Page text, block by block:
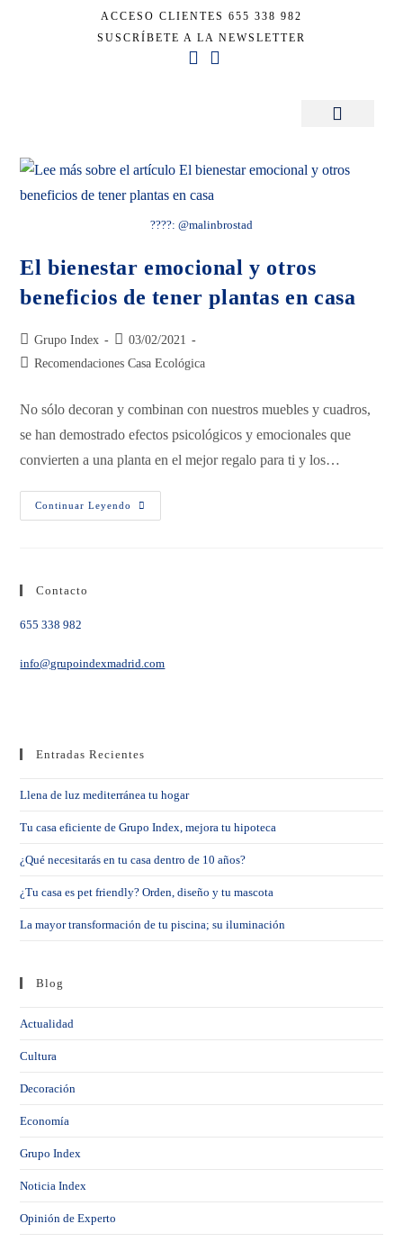
ACCESO CLIENTES 655 338 982
SUSCRÍBETE A LA NEWSLETTER
????: @malinbrostad
El bienestar emocional y otros
beneficios de tener plantas en casa
Grupo Index
03/02/2021
Recomendaciones Casa Ecológica
No sólo decoran y combinan con nuestros muebles y cuadros,
se han demostrado efectos psicológicos y emocionales que
convierten a una planta en el mejor regalo para ti y los…
Continuar Leyendo
Contacto
655 338 982
info@grupoindexmadrid.com
Entradas Recientes
Llena de luz mediterránea tu hogar
Tu casa eficiente de Grupo Index, mejora tu hipoteca
¿Qué necesitarás en tu casa dentro de 10 años?
¿Tu casa es pet friendly? Orden, diseño y tu mascota
La mayor transformación de tu piscina; su iluminación
Blog
Actualidad
Cultura
Decoración
Economía
Grupo Index
Noticia Index
Opinión de Experto